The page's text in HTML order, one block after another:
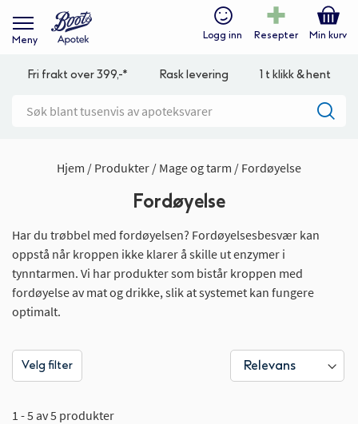
Meny Logg inn Resepter Min kurv
Fri frakt over 399,-* Rask levering 1 t klikk & hent
Hjem Produkter Mage og tarm Fordøyelse
Fordøyelse
Har du trøbbel med fordøyelsen? Fordøyelsesbesvær kan
oppstå når kroppen ikke klarer å skille ut enzymer i
tynntarmen. Vi har produkter som bistår kroppen med
fordøyelse av mat og drikke, slik at systemet kan fungere
optimalt.
Velg filter
1 - 5 av 5 produkter